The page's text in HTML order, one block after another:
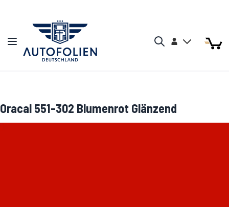
Navigation umschalten Konto Mein
Oracal 551-302 Blumenrot Glänzend